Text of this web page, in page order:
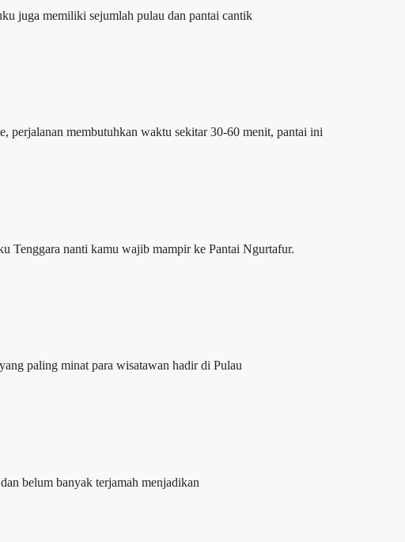
juga memiliki sejumlah pulau dan pantai cantik
perjalanan membutuhkan waktu sekitar 30-60 menit, pantai ini
nanti kamu wajib mampir ke Pantai Ngurtafur.
paling minat para wisatawan hadir di Pulau
belum banyak terjamah menjadikan